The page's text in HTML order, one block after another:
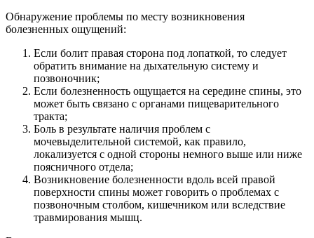
Обнаружение проблемы по месту возникновения
болезненных ощущений:
Если болит правая сторона под лопаткой, то следует
обратить внимание на дыхательную систему и
позвоночник;
Если болезненность ощущается на середине спины, это
может быть связано с органами пищеварительного
тракта;
Боль в результате наличия проблем с
мочевыделительной системой, как правило,
локализуется с одной стороны немного выше или ниже
поясничного отдела;
Возникновение болезненности вдоль всей правой
поверхности спины может говорить о проблемах с
позвоночным столбом, кишечником или вследствие
травмирования мышц.